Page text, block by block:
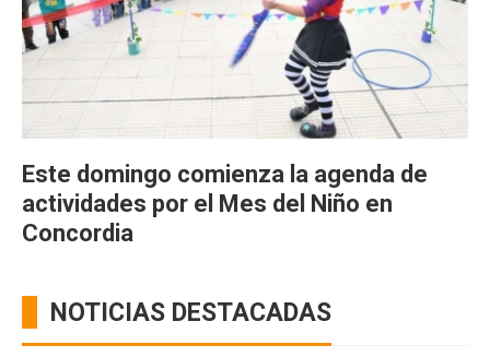
Este domingo comienza la agenda de
actividades por el Mes del Niño en
Concordia
NOTICIAS DESTACADAS